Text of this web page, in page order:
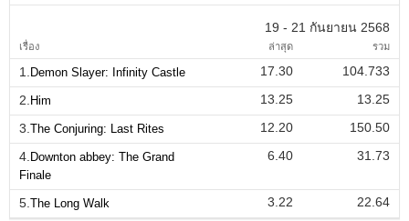
19 - 21 กันยายน 2568
เรื่อง ล่าสุด รวม
1. Demon Slayer: Infinity Castle 17.30
104.733
2. Him 13.25
13.25
3. The Conjuring: Last Rites 12.20
150.50
4. Downton abbey: The Grand
Finale
6.40 31.73
5. The Long Walk 3.22 22.64